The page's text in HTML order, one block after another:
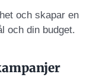
och skapar en
och din budget.